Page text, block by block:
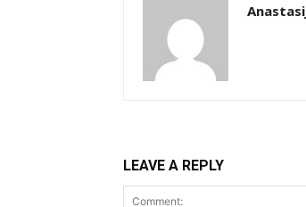
LEAVE A REPLY